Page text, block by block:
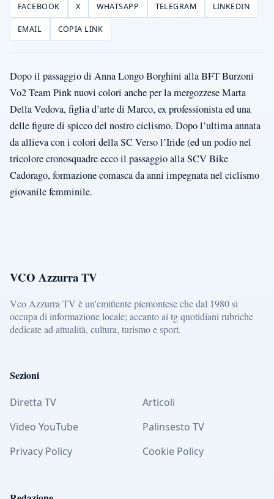
FACEBOOK X WHATSAPP TELEGRAM LINKEDIN
EMAIL COPIA LINK
Dopo il passaggio di Anna Longo Borghini alla BFT Burzoni
Vo2 Team Pink nuovi colori anche per la mergozzese Marta
Della Vedova, figlia d’arte di Marco, ex professionista ed una
delle figure di spicco del nostro ciclismo. Dopo l’ultima annata
da allieva con i colori della SC Verso l’Iride (ed un podio nel
tricolore cronosquadre ecco il passaggio alla SCV Bike
Cadorago, formazione comasca da anni impegnata nel ciclismo
giovanile femminile.
VCO Azzurra TV
Vco Azzurra TV è un'emittente piemontese che dal 1980 si
occupa di informazione locale; accanto ai tg quotidiani rubriche
dedicate ad attualità, cultura, turismo e sport.
Sezioni
Diretta TV
Articoli
Video YouTube
Palinsesto TV
Privacy Policy
Cookie Policy